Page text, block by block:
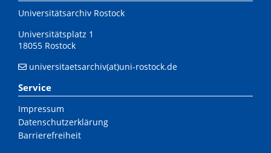
Universitätsarchiv Rostock
Universitätsplatz 1
18055 Rostock
universitaetsarchiv(at)uni-rostock.de
Service
Impressum
Datenschutzerklärung
Barrierefreiheit